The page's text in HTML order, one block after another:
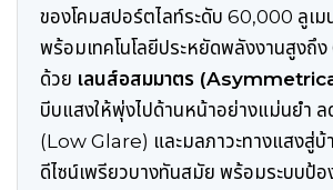
ของโคมสปอร์ตไลท์ระดับ 60,000 ลูเม
พร้อมเทคโนโลยีประหยัดพลังงานสูงถึง
ด้วย เลนส์อสมมาตร
บีบแสงให้พุ่งไปด้านหน้าอย่างแม่นยำ
(Low Glare) และมลภาวะทางแสงสู่บ้
ดีไซน์เพรียวบางทันสมัย พร้อมระบบป้อ